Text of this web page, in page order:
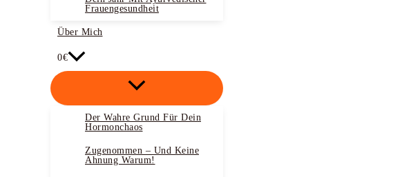
Frauengesundheit
Über Mich
0€
Der Wahre Grund Für Dein
Hormonchaos
Zugenommen – Und Keine
Ahnung Warum!